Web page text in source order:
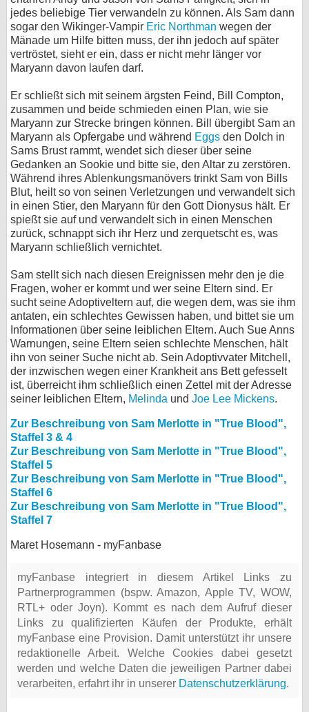
jedes beliebige Tier verwandeln zu können. Als Sam dann
sogar den Wikinger-Vampir Eric Northman wegen der
Mänade um Hilfe bitten muss, der ihn jedoch auf später
vertröstet, sieht er ein, dass er nicht mehr länger vor
Maryann davon laufen darf.
Er schließt sich mit seinem ärgsten Feind, Bill Compton,
zusammen und beide schmieden einen Plan, wie sie
Maryann zur Strecke bringen können. Bill übergibt Sam an
Maryann als Opfergabe und während Eggs den Dolch in
Sams Brust rammt, wendet sich dieser über seine
Gedanken an Sookie und bitte sie, den Altar zu zerstören.
Während ihres Ablenkungsmanövers trinkt Sam von Bills
Blut, heilt so von seinen Verletzungen und verwandelt sich
in einen Stier, den Maryann für den Gott Dionysus hält. Er
spießt sie auf und verwandelt sich in einen Menschen
zurück, schnappt sich ihr Herz und zerquetscht es, was
Maryann schließlich vernichtet.
Sam stellt sich nach diesen Ereignissen mehr den je die
Fragen, woher er kommt und wer seine Eltern sind. Er
sucht seine Adoptiveltern auf, die wegen dem, was sie ihm
antaten, ein schlechtes Gewissen haben, und bittet sie um
Informationen über seine leiblichen Eltern. Auch Sue Anns
Warnungen, seine Eltern seien schlechte Menschen, hält
ihn von seiner Suche nicht ab. Sein Adoptivvater Mitchell,
der inzwischen wegen einer Krankheit ans Bett gefesselt
ist, überreicht ihm schließlich einen Zettel mit der Adresse
seiner leiblichen Eltern, Melinda und Joe Lee Mickens.
Zur Beschreibung von Sam Merlotte in "True Blood",
Staffel 3 & 4
Zur Beschreibung von Sam Merlotte in "True Blood",
Staffel 5
Zur Beschreibung von Sam Merlotte in "True Blood",
Staffel 6
Zur Beschreibung von Sam Merlotte in "True Blood",
Staffel 7
Maret Hosemann - myFanbase
myFanbase integriert in diesem Artikel Links zu
Partnerprogrammen (bspw. Amazon, Apple TV, WOW,
RTL+ oder Joyn). Kommt es nach dem Aufruf dieser
Links zu qualifizierten Käufen der Produkte, erhält
myFanbase eine Provision. Damit unterstützt ihr unsere
redaktionelle Arbeit. Welche Cookies dabei gesetzt
werden und welche Daten die jeweiligen Partner dabei
verarbeiten, erfahrt ihr in unserer Datenschutzerklärung.